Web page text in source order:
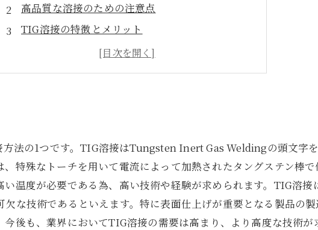
高品質な溶接のための注意点
TIG溶接の特徴とメリット
TIG溶接における技術の習得方法
高品質なTIG溶接を実現するためのポイント
法の1つです。TIG溶接はTungsten Inert Gas Weldingの頭文字
特殊なトーチを用いて電流によって加熱されたタングステン棒
温度が必要である為、高い技術や経験が求められます。TIG溶接
な技術であるといえます。特に表面仕上げが重要となる製品の
後も、業界においてTIG溶接の需要は高まり、より高度な技術が